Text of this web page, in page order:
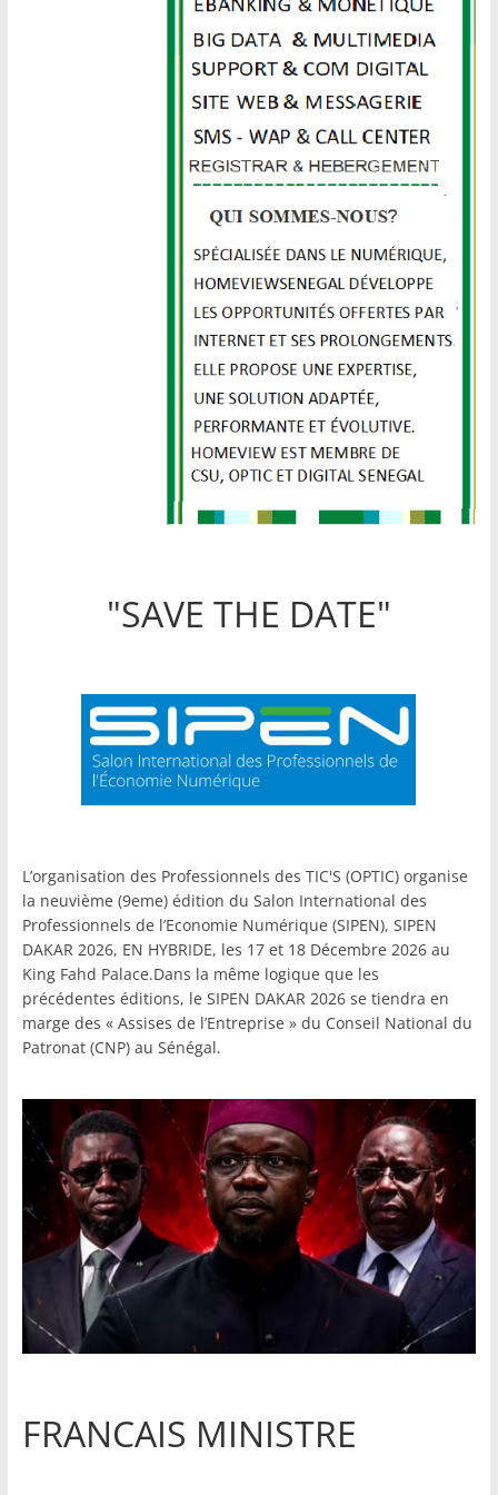
"SAVE THE DATE"
L’organisation des Professionnels des TIC'S (OPTIC) organise
la neuvième (9eme) édition du Salon International des
Professionnels de l’Economie Numérique (SIPEN), SIPEN
DAKAR 2026, EN HYBRIDE, les 17 et 18 Décembre 2026 au
King Fahd Palace.Dans la même logique que les
précédentes éditions, le SIPEN DAKAR 2026 se tiendra en
marge des « Assises de l’Entreprise » du Conseil National du
Patronat (CNP) au Sénégal.
FRANCAIS MINISTRE